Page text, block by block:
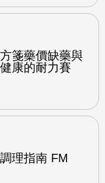
箋藥價缺藥與
康的耐力賽
理指南 FM